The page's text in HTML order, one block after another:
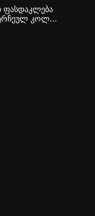
ფასდაკლება
კოლ...